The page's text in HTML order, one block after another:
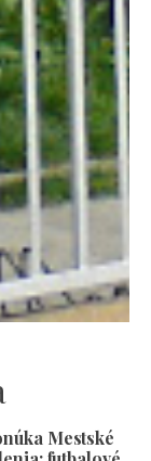
Mestské